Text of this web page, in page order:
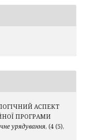
АСПЕКТ
ПРОГРАМИ
урядування, (4 (5),